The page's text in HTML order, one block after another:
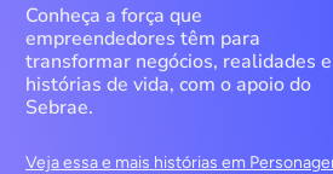
Conheça a força que
empreendedores têm para
transformar negócios, realidades e
histórias de vida, com o apoio do
Sebrae.
Veja essa e mais histórias em